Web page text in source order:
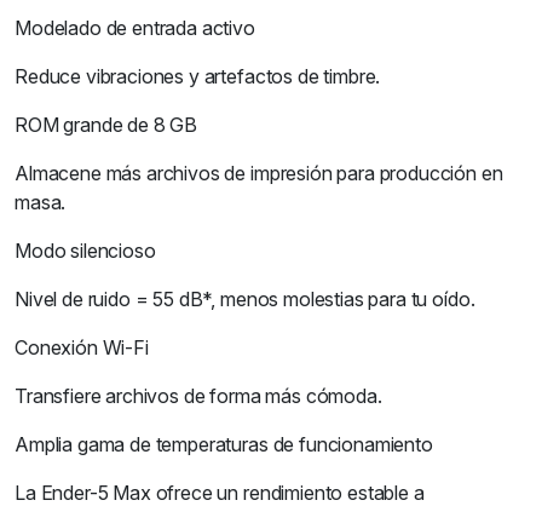
Modelado de entrada activo
Reduce vibraciones y artefactos de timbre.
ROM grande de 8 GB
Almacene más archivos de impresión para producción en
masa.
Modo silencioso
Nivel de ruido = 55 dB*, menos molestias para tu oído.
Conexión Wi-Fi
Transfiere archivos de forma más cómoda.
Amplia gama de temperaturas de funcionamiento
La Ender-5 Max ofrece un rendimiento estable a